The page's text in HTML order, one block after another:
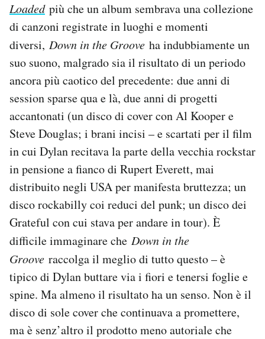
Loaded più che un album sembrava una collezione
di canzoni registrate in luoghi e momenti
diversi, Down in the Groove ha indubbiamente un
suo suono, malgrado sia il risultato di un periodo
ancora più caotico del precedente: due anni di
session sparse qua e là, due anni di progetti
accantonati (un disco di cover con Al Kooper e
Steve Douglas; i brani incisi – e scartati per il film
in cui Dylan recitava la parte della vecchia rockstar
in pensione a fianco di Rupert Everett, mai
distribuito negli USA per manifesta bruttezza; un
disco rockabilly coi reduci del punk; un disco dei
Grateful con cui stava per andare in tour). È
difficile immaginare che Down in the
Groove raccolga il meglio di tutto questo – è
tipico di Dylan buttare via i fiori e tenersi foglie e
spine. Ma almeno il risultato ha un senso. Non è il
disco di sole cover che continuava a promettere,
ma è senz’altro il prodotto meno autoriale che